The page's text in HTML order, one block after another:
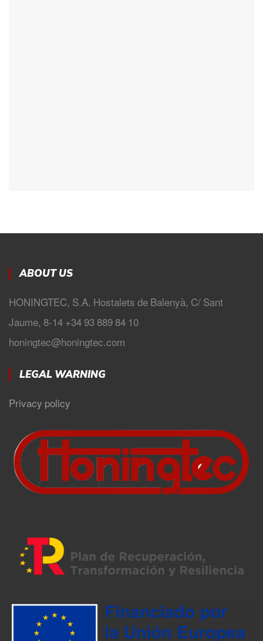
ABOUT US
HONINGTEC, S.A. Hostalets de Balenyà, C/ Sant
Jaume, 8-14 +34 93 889 84 10
honingtec@honingtec.com
LEGAL WARNING
Privacy policy